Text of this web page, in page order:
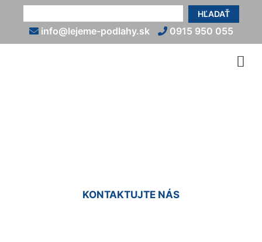
HĽADAŤ
info@lejeme-podlahy.sk 0915 950 055
KONTAKTUJTE NÁS